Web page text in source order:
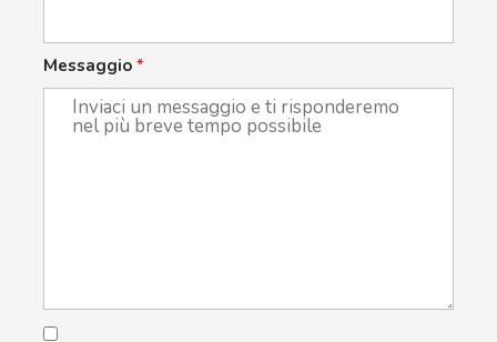
Messaggio *